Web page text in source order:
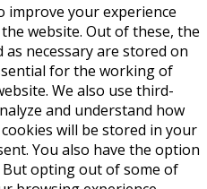
improve your experience
website. Out of these, the
necessary are stored on
for the working of
We also use third-
and understand how
will be stored in your
You also have the option
opting out of some of